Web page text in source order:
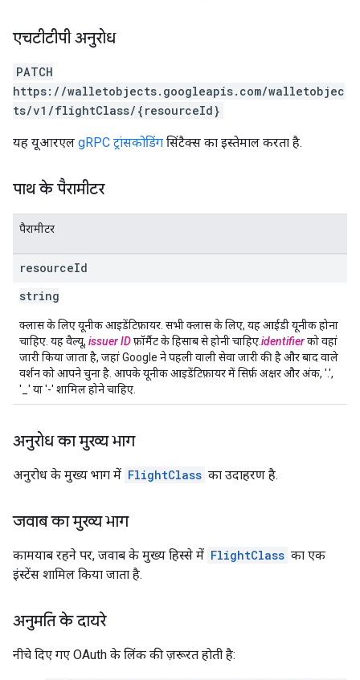
एचटीटीपी अनुरोध
PATCH
https://walletobjects.googleapis.com/walletobjec
ts/v1/flightClass/{resourceId}
यह यूआरएल gRPC ट्रांसकोडिंग सिंटैक्स का इस्तेमाल करता है.
पाथ के पैरामीटर
पैरामीटर
resourceId
string
क्लास के लिए यूनीक आइडेंटिफ़ायर. सभी क्लास के लिए, यह आईडी यूनीक होना
चाहिए. यह वैल्यू, issuer IDफ़ॉर्मैट के हिसाब से होनी चाहिए.identifierको वहां
जारी किया जाता है, जहां Google ने पहली वाली सेवा जारी की है और बाद वाले
वर्शन को आपने चुना है. आपके यूनीक आइडेंटिफ़ायर में सिर्फ़ अक्षर और अंक, '.',
'_' या '-' शामिल होने चाहिए.
अनुरोध का मुख्य भाग
अनुरोध के मुख्य भाग में FlightClass का उदाहरण है.
जवाब का मुख्य भाग
कामयाब रहने पर, जवाब के मुख्य हिस्से में FlightClass का एक
इंस्टेंस शामिल किया जाता है.
अनुमति के दायरे
नीचे दिए गए OAuth के लिंक की ज़रूरत हाेती है: